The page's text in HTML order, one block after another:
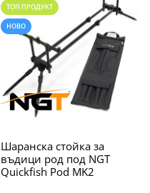
ТОП ПРОДУКТ
НОВО
Шаранска стойка за
въдици род под NGT
Quickfish Pod MK2